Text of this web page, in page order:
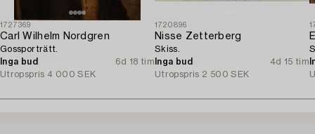
1727369
Carl Wilhelm Nordgren
Gossporträtt.
Inga bud
6d 18 tim
Utropspris 4 000 SEK
1720896
Nisse Zetterberg
Skiss.
Inga bud
4d 15 tim
Utropspris 2 500 SEK